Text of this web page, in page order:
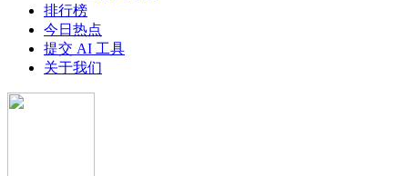
排行榜
今日热点
提交 AI 工具
关于我们